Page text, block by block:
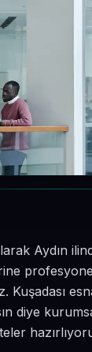
Aydın
Kuşadası
diye